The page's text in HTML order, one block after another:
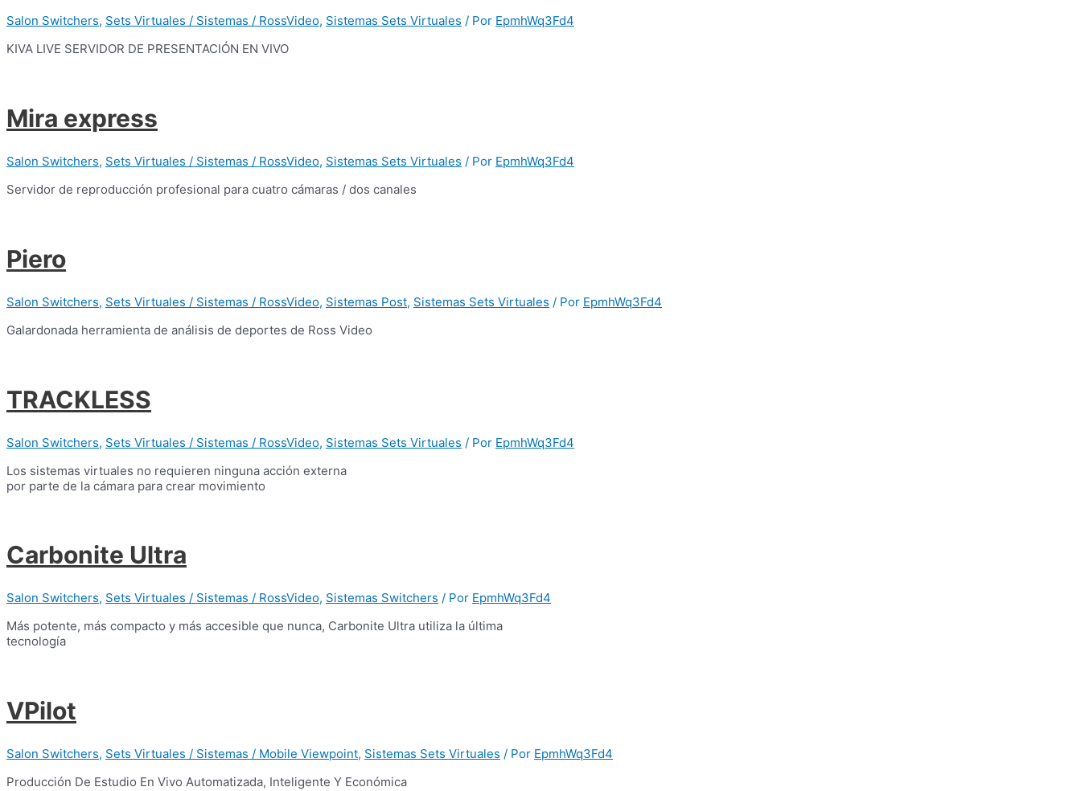
Salon Switchers, Sets Virtuales / Sistemas / RossVideo, Sistemas Sets Virtuales / Por EpmhWq3Fd4
KIVA LIVE SERVIDOR DE PRESENTACIÓN EN VIVO
Mira express
Salon Switchers, Sets Virtuales / Sistemas / RossVideo, Sistemas Sets Virtuales / Por EpmhWq3Fd4
Servidor de reproducción profesional para cuatro cámaras / dos canales
Piero
Salon Switchers, Sets Virtuales / Sistemas / RossVideo, Sistemas Post, Sistemas Sets Virtuales / Por EpmhWq3Fd4
Galardonada herramienta de análisis de deportes de Ross Video
TRACKLESS
Salon Switchers, Sets Virtuales / Sistemas / RossVideo, Sistemas Sets Virtuales / Por EpmhWq3Fd4
Los sistemas virtuales no requieren ninguna acción externa
por parte de la cámara para crear movimiento
Carbonite Ultra
Salon Switchers, Sets Virtuales / Sistemas / RossVideo, Sistemas Switchers / Por EpmhWq3Fd4
Más potente, más compacto y más accesible que nunca, Carbonite Ultra utiliza la última
tecnología
VPilot
Salon Switchers, Sets Virtuales / Sistemas / Mobile Viewpoint, Sistemas Sets Virtuales / Por EpmhWq3Fd4
Producción De Estudio En Vivo Automatizada, Inteligente Y Económica